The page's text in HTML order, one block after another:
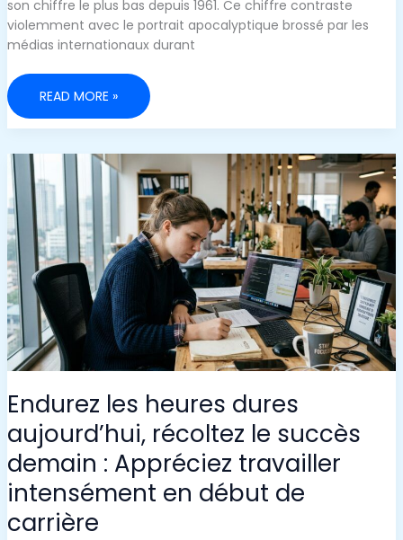
son chiffre le plus bas depuis 1961. Ce chiffre contraste
violemment avec le portrait apocalyptique brossé par les
médias internationaux durant
DE
SPIRALE
NÉGATIVE
BOUCLE
VERTUEUSE
RÉCIT
DE
SAN
FRANCISCO
READ MORE »
Endurez les heures dures
aujourd’hui, récoltez le succès
demain : Appréciez travailler
intensément en début de
carrière